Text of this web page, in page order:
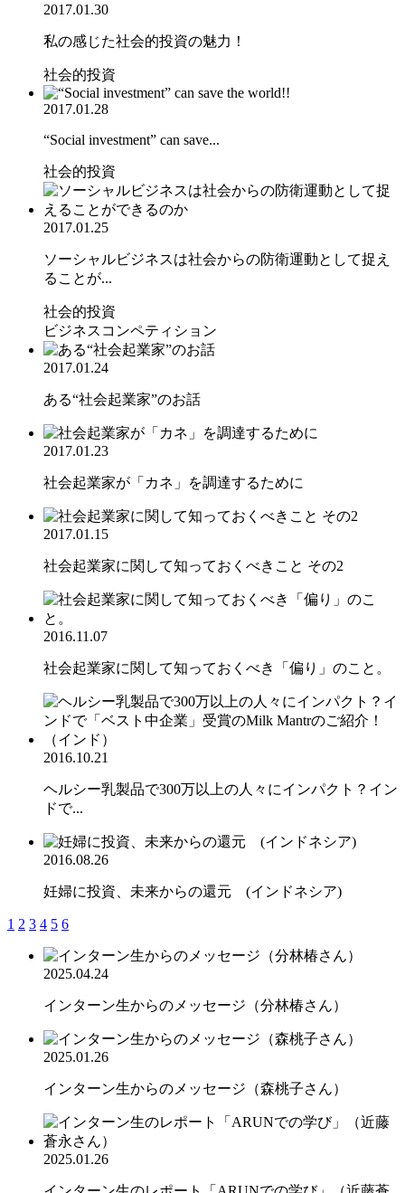
2017.01.30
私の感じた社会的投資の魅力！
社会的投資
2017.01.28
“Social investment” can save...
社会的投資
2017.01.25
ソーシャルビジネスは社会からの防衛運動として捉え
ることが...
社会的投資
ビジネスコンペティション
2017.01.24
ある“社会起業家”のお話
2017.01.23
社会起業家が「カネ」を調達するために
2017.01.15
社会起業家に関して知っておくべきこと その2
2016.11.07
社会起業家に関して知っておくべき「偏り」のこと。
2016.10.21
ヘルシー乳製品で300万以上の人々にインパクト？イン
ドで...
2016.08.26
妊婦に投資、未来からの還元 (インドネシア)
1 2 3 4 5 6
2025.04.24
インターン生からのメッセージ（分林椿さん）
2025.01.26
インターン生からのメッセージ（森桃子さん）
2025.01.26